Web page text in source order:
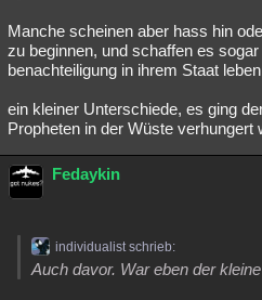
Manche scheinen aber hass hin
zu beginnen, und schaffen es
benachteiligung in ihrem Staat
ein kleiner Unterschiede, es ging
Propheten in der Wüste verhungert
Fedaykin
individualist schrieb:
Auch davor. War eben der